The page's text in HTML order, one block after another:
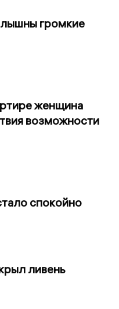
громкие
женщина
возможности
спокойно
ливень